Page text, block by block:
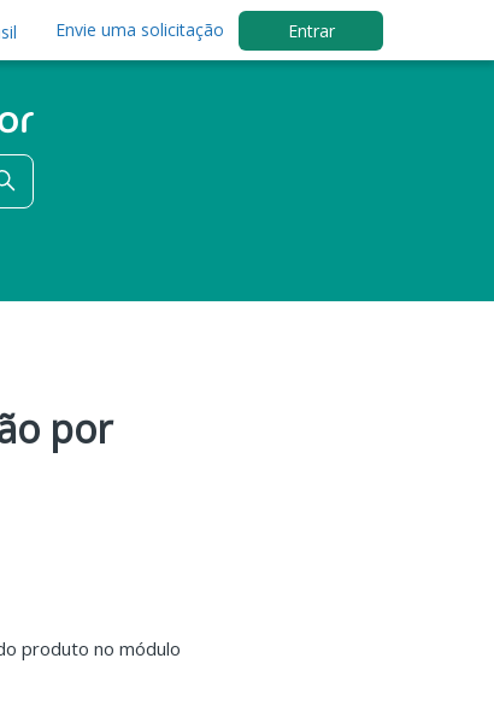
Envie uma solicitação Entrar
por
produto no módulo